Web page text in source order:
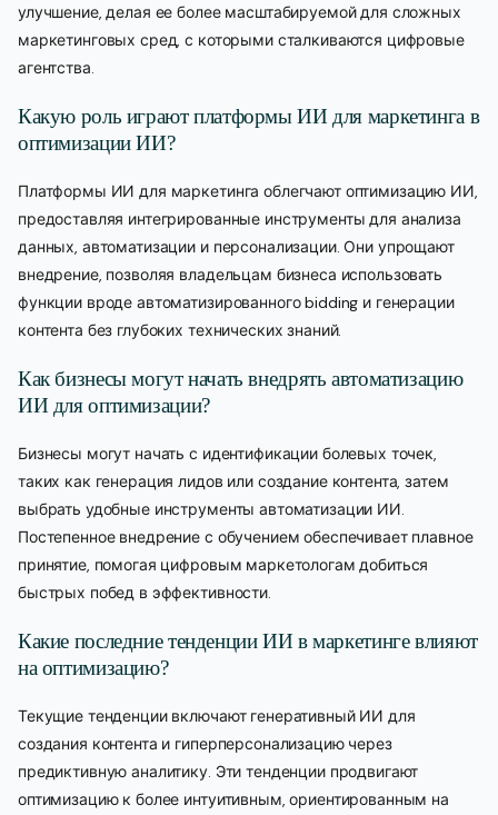
улучшение, делая ее более масштабируемой для сложных
маркетинговых сред, с которыми сталкиваются цифровые
агентства.
Какую роль играют платформы ИИ для маркетинга в
оптимизации ИИ?
Платформы ИИ для маркетинга облегчают оптимизацию ИИ,
предоставляя интегрированные инструменты для анализа
данных, автоматизации и персонализации. Они упрощают
внедрение, позволяя владельцам бизнеса использовать
функции вроде автоматизированного bidding и генерации
контента без глубоких технических знаний.
Как бизнесы могут начать внедрять автоматизацию
ИИ для оптимизации?
Бизнесы могут начать с идентификации болевых точек,
таких как генерация лидов или создание контента, затем
выбрать удобные инструменты автоматизации ИИ.
Постепенное внедрение с обучением обеспечивает плавное
принятие, помогая цифровым маркетологам добиться
быстрых побед в эффективности.
Какие последние тенденции ИИ в маркетинге влияют
на оптимизацию?
Текущие тенденции включают генеративный ИИ для
создания контента и гиперперсонализацию через
предиктивную аналитику. Эти тенденции продвигают
оптимизацию к более интуитивным, ориентированным на